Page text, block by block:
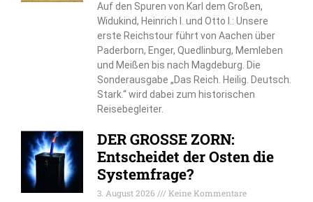
Auf den Spuren von Karl dem Großen,
Widukind, Heinrich I. und Otto I.: Unsere
erste Reichstour führt von Aachen über
Paderborn, Enger, Quedlinburg, Memleben
und Meißen bis nach Magdeburg. Die
Sonderausgabe „Das Reich. Heilig. Deutsch.
Stark.“ wird dabei zum historischen
Reisebegleiter.
DER GROSSE ZORN:
Entscheidet der Osten die
Systemfrage?
3. August 2026
Keine Kommentare